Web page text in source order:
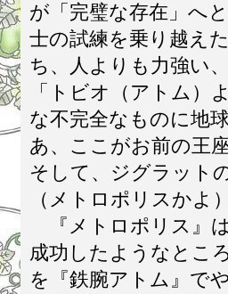
が「完璧な存在」へ
士の試練を乗り越え
ち、人よりも力強い
「トビオ（アトム）
な不完全なものに地
あ、ここがお前の王
そして、ジグラット
（メトロポリスかよ
『メトロポリス』
成功したようなとこ
を『鉄腕アトム』で